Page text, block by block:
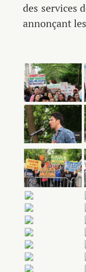
des services
annonçant